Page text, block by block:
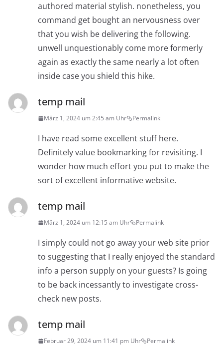
authored material stylish. nonetheless, you
command get bought an nervousness over
that you wish be delivering the following.
unwell unquestionably come more formerly
again as exactly the same nearly a lot often
inside case you shield this hike.
temp mail
März 1, 2024 um 2:45 am Uhr Permalink
I have read some excellent stuff here.
Definitely value bookmarking for revisiting. I
wonder how much effort you put to make the
sort of excellent informative website.
temp mail
März 1, 2024 um 12:15 am Uhr Permalink
I simply could not go away your web site prior
to suggesting that I really enjoyed the standard
info a person supply on your guests? Is going
to be back incessantly to investigate cross-
check new posts.
temp mail
Februar 29, 2024 um 11:41 pm Uhr Permalink